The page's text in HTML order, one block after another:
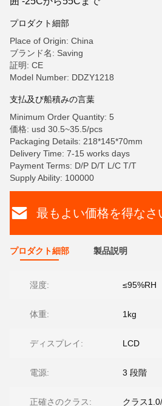
プロダクト細部
Place of Origin: China
ブランド名: Saving
証明: CE
Model Number: DDZY1218
支払及び船積みの言葉
Minimum Order Quantity: 5
価格: usd 30.5~35.5/pcs
Packaging Details: 218*145*70mm
Delivery Time: 7-15 works days
Payment Terms: D/P D/T L/C T/T
Supply Ability: 100000
最もよい価格を得なさ
プロダクト細部 製品説明
湿度: ≤95%RH
体重: 1kg
ディスプレイ: LCD
電源: 3 段階
正確さのクラス: クラス